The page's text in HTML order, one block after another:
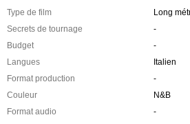
Type de film
Long
Secrets de tournage
-
Budget
-
Langues
Italien
Format production
-
Couleur
N&B
Format audio
-